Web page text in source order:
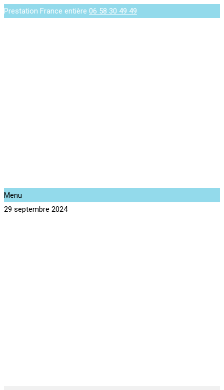
Prestation France entière 06 58 30 49 49
Menu
29 septembre 2024